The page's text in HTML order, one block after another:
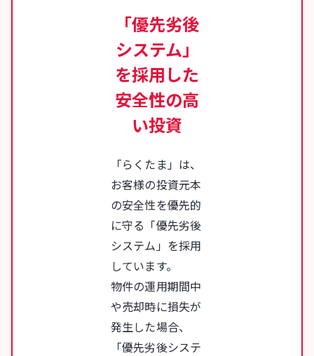
「優先劣後
システム」
を採用した
安全性の高
い投資
「らくたま」は、
お客様の投資元本
の安全性を優先的
に守る「優先劣後
システム」を採用
しています。
物件の運用期間中
や売却時に損失が
発生した場合、
「優先劣後システ